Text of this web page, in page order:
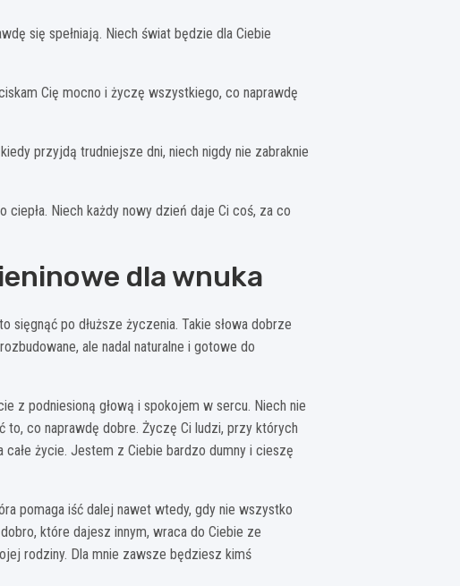
się spełniają. Niech świat będzie dla Ciebie
Cię mocno i życzę wszystkiego, co naprawdę
przyjdą trudniejsze dni, niech nigdy nie zabraknie
Niech każdy nowy dzień daje Ci coś, za co
dla wnuka
po dłuższe życzenia. Takie słowa dobrze
ale nadal naturalne i gotowe do
z podniesioną głową i spokojem w sercu. Niech nie
to, co naprawdę dobre. Życzę Ci ludzi, przy których
życie. Jestem z Ciebie bardzo dumny i cieszę
pomaga iść dalej nawet wtedy, gdy nie wszystko
które dajesz innym, wraca do Ciebie ze
rodziny. Dla mnie zawsze będziesz kimś